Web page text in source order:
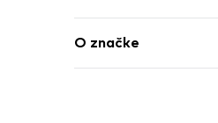
O značke